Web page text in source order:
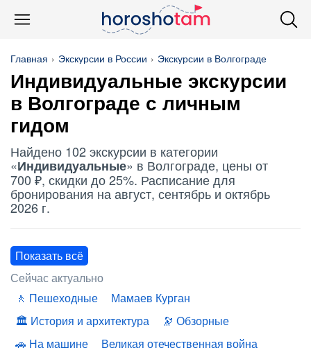
Главная Экскурсии в России Экскурсии в Волгограде
Индивидуальные экскурсии
в Волгограде с личным
гидом
Найдено 102 экскурсии в категории
«Индивидуальные» в Волгограде, цены от
700 ₽, скидки до 25%. Расписание для
бронирования на август, сентябрь и октябрь
2026 г.
Показать всё
Сейчас актуально
Пешеходные
Мамаев Курган
История и архитектура
Обзорные
На машине
Великая отечественная война